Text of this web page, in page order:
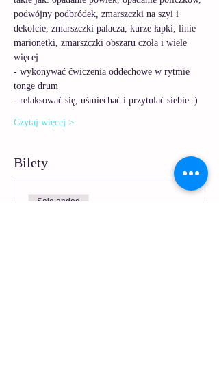
podwójny podbródek, zmarszczki na szyi i
dekolcie, zmarszczki palacza, kurze łapki, linie
marionetki, zmarszczki obszaru czoła i wiele
więcej
- wykonywać ćwiczenia oddechowe w rytmie
tonge drum
- relaksować się, uśmiechać i przytulać siebie :)
Czytaj więcej >
Bilety
Sale ended